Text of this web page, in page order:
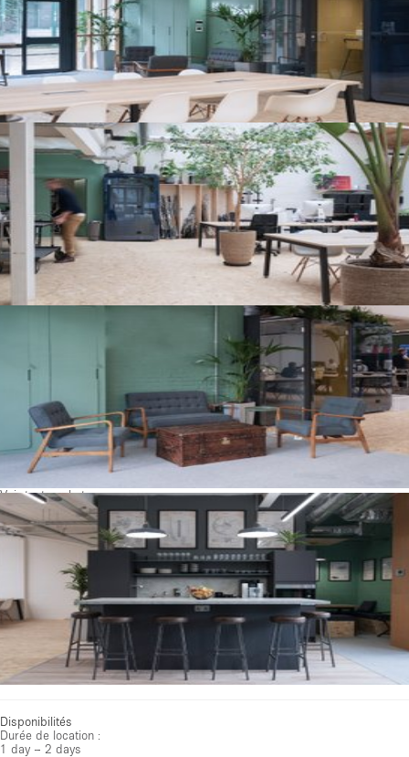
Voir toutes photos
Disponibilités
Durée de location :
1 day – 2 days